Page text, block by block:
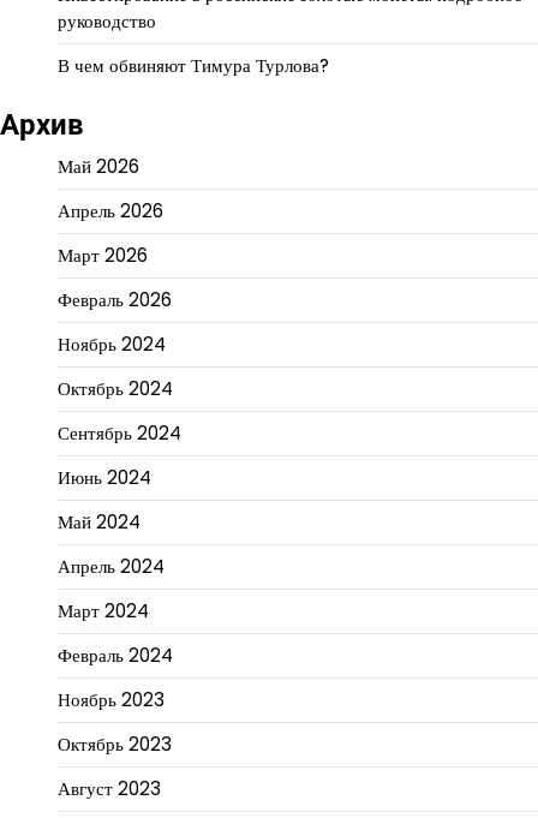
руководство
В чем обвиняют Тимура Турлова?
Архив
Май 2026
Апрель 2026
Март 2026
Февраль 2026
Ноябрь 2024
Октябрь 2024
Сентябрь 2024
Июнь 2024
Май 2024
Апрель 2024
Март 2024
Февраль 2024
Ноябрь 2023
Октябрь 2023
Август 2023